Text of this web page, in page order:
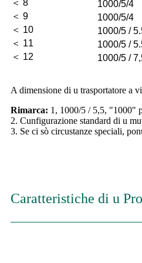
＜ 8 1000/5/4
＜ 9
1000/5/4
＜ 10
1000/5 /
＜ 11
1000/5 /
＜ 12
1000/5 /
A dimensione di u trasportatore a
Rimarca: 1, 1000/5 / 5,5, "1000"
2. Cunfigurazione standard di u
3. Se ci sò circustanze speciali,
Caratteristiche di u